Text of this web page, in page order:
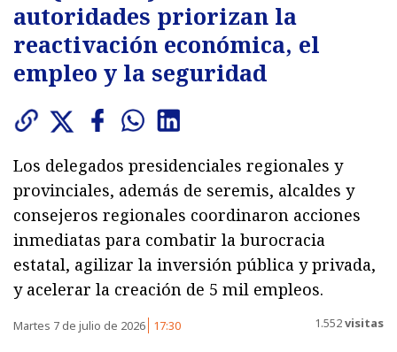
autoridades priorizan la
reactivación económica, el
empleo y la seguridad
Los delegados presidenciales regionales y
provinciales, además de seremis, alcaldes y
consejeros regionales coordinaron acciones
inmediatas para combatir la burocracia
estatal, agilizar la inversión pública y privada,
y acelerar la creación de 5 mil empleos.
Martes 7 de julio de 2026 17:30 1.552visitas